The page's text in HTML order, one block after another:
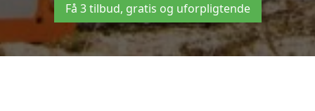
Få 3 tilbud, gratis og uforpligtende